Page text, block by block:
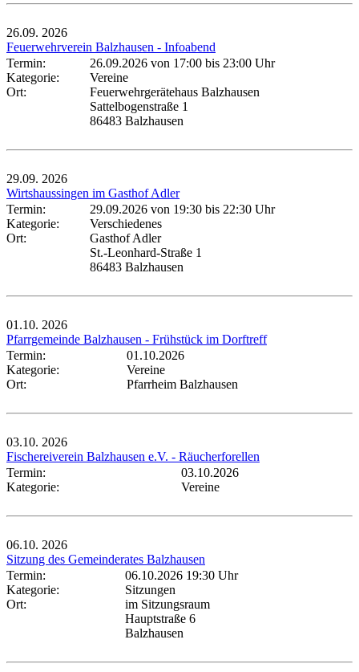
26.09. 2026
Feuerwehrverein Balzhausen - Infoabend
Termin:
26.09.2026 von 17:00 bis 23:00 Uhr
Kategorie:
Vereine
Ort:
Feuerwehrgerätehaus Balzhausen
Sattelbogenstraße 1
86483 Balzhausen
29.09. 2026
Wirtshaussingen im Gasthof Adler
Termin:
29.09.2026 von 19:30 bis 22:30 Uhr
Kategorie:
Verschiedenes
Ort:
Gasthof Adler
St.-Leonhard-Straße 1
86483 Balzhausen
01.10. 2026
Pfarrgemeinde Balzhausen - Frühstück im Dorftreff
Termin:
01.10.2026
Kategorie:
Vereine
Ort:
Pfarrheim Balzhausen
03.10. 2026
Fischereiverein Balzhausen e.V. - Räucherforellen
Termin:
03.10.2026
Kategorie:
Vereine
06.10. 2026
Sitzung des Gemeinderates Balzhausen
Termin:
06.10.2026 19:30 Uhr
Kategorie:
Sitzungen
Ort:
im Sitzungsraum
Hauptstraße 6
Balzhausen